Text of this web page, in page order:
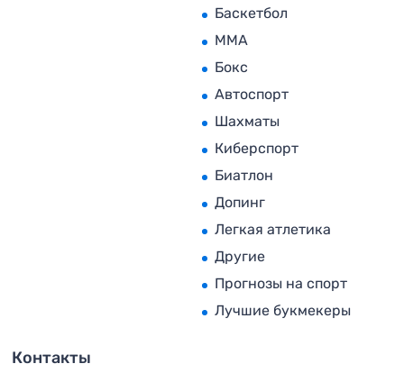
Баскетбол
MMA
Бокс
Автоспорт
Шахматы
Киберспорт
Биатлон
Допинг
Легкая атлетика
Другие
Прогнозы на спорт
Лучшие букмекеры
Контакты